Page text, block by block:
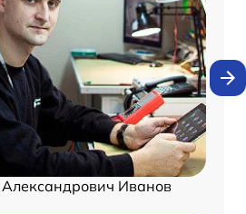
Александрович Иванов